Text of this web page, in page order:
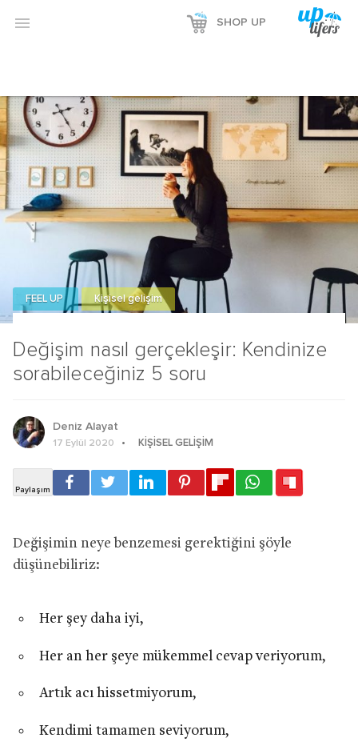
Reklamı Göster
Reklamı Gizle
 SHOP UP
Değişim nasıl gerçekleşir: Kendinize
sorabileceğiniz 5 soru
FEEL UP Kişisel gelişim
Deniz Alayat
17 Eylül 2020 KIŞISEL GELIŞIM
Değişimin neye benzemesi gerektiğini şöyle
düşünebiliriz:
Her şey daha iyi,
Her an her şeye mükemmel cevap veriyorum,
Artık acı hissetmiyorum,
Kendimi tamamen seviyorum,